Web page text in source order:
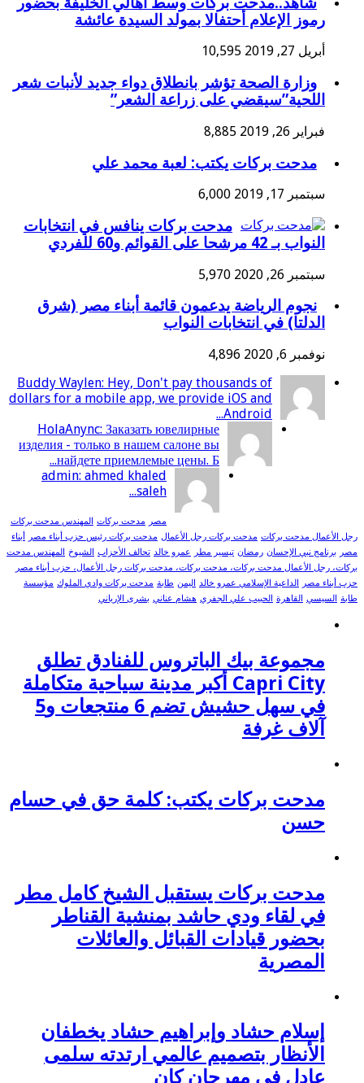
رموز الإعلام أحتفالا بمولد السيدة عائشة
أبريل 27, 2019 10,595
وزارة الصحة تؤشر بانطلاق دواء جديد لأنبات شعر
اللحية”سيقضي على زراعة الشعر”
فبراير 26, 2019 8,885
مدحت بركات يكتب: لعبة محمد علي
سبتمبر 17, 2019 6,000
مدحت بركات ينافس في انتخابات
النواب بـ 42 مرشحا على القوائم و60 للفردي
سبتمبر 26, 2020 5,970
نجوم الرياضة يدعمون قائمة أبناء مصر (شرق
الدلتا) في انتخابات النواب
نوفمبر 6, 2020
4,896
Buddy Waylen: Hey, Don't pay thousands of
dollars for a mobile app, we provide iOS and
Android...
HolaAnync: Заказать ювелирные
изделия - только в нашем салоне вы
найдете приемлемые цены. Б...
admin: ahmed khaled
saleh...
مصر مدحت بركات المهندس مدحت بركات
رجل الأعمال مدحت بركات مدحت بركات رجل الأعمال مدحت بركات رئيس حزب أبناء مصر
أبناء
مصر
برنامج نبي الإحسان رمضان تيسير مطر عمرو خالد تحالف الأحزاب الشيوخ المهندس مدحت
بركات، رجل الأعمال مدحت بركات، مدحت بركات، مدحت بركات رجل الأعمال، حزب أبناء مصر
حزب أبناء مصر
الداعية الإسلامي عمرو خالد اليمن طابة مدحت بركات وادي الملوك مؤسسة
طابة السيسي القاهرة الحبيب علي الجفري هشام عناني بشرى الإرياني
مجموعة بيك الباتروس للفنادق تطلق
Capri City أكبر مدينة سياحية متكاملة
في سهل حشيش تضم 6 منتجعات و5
آلاف غرفة
مدحت بركات يكتب: كلمة حق في حسام
حسن
مدحت بركات يستقبل الشيخ كامل مطر
في لقاء ودي حاشد بمنشية القناطر
بحضور قيادات القبائل والعائلات
المصرية
إسلام حشاد وإبراهيم حشاد يخطفان
الأنظار بتصميم عالمي ارتدته سلمى
عادل في مهرجان كان